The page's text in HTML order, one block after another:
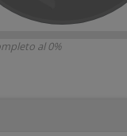
al 0%